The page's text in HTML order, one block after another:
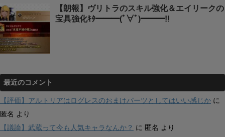
【朗報】ヴリトラのスキル強化＆エイリークの
宝具強化ｷﾀ━━━(ﾟ∀ﾟ)━━━!!
最近のコメント
【評価】アルトリアはログレスのおまけパーツとしてはいい感じか に
匿名 より
【議論】武蔵って今も人気キャラなんか？ に 匿名 より